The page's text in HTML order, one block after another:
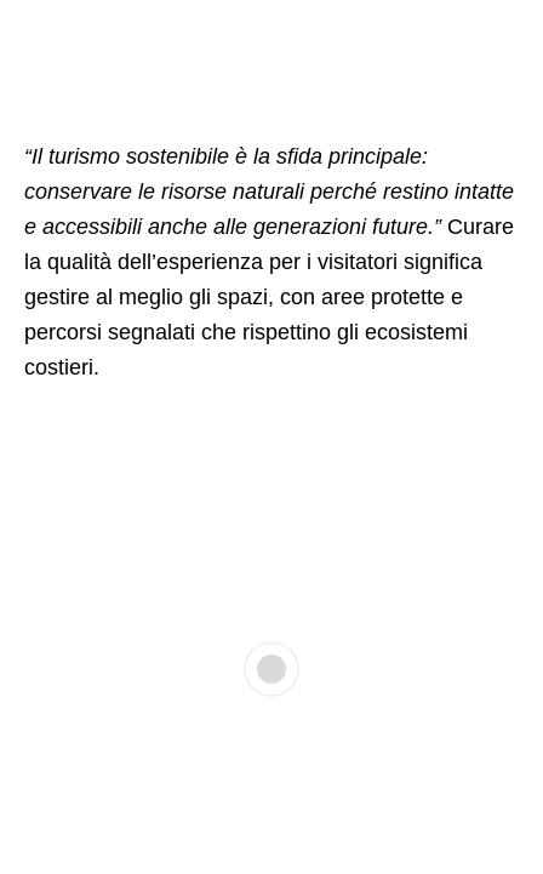
“Il turismo sostenibile è la sfida principale:
conservare le risorse naturali perché restino intatte
e accessibili anche alle generazioni future.”Curare
la qualità dell’esperienza per i visitatori significa
gestire al meglio gli spazi, con aree protette e
percorsi segnalati che rispettino gli ecosistemi
costieri.